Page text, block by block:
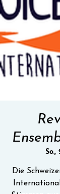
So.,
Die